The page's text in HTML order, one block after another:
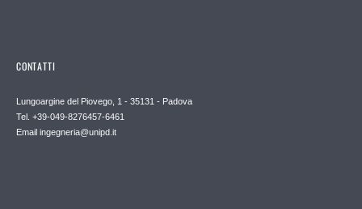
CONTATTI
Lungoargine del Piovego, 1 - 35131 - Padova
Tel. +39-049-8276457-6461
Email ingegneria@unipd.it